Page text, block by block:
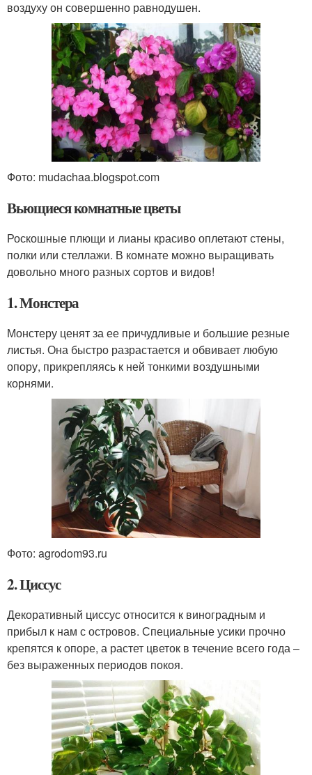
воздуху он совершенно равнодушен.
Фото: mudachaa.blogspot.com
Вьющиеся комнатные цветы
Роскошные плющи и лианы красиво оплетают стены,
полки или стеллажи. В комнате можно выращивать
довольно много разных сортов и видов!
1. Монстера
Монстеру ценят за ее причудливые и большие резные
листья. Она быстро разрастается и обвивает любую
опору, прикрепляясь к ней тонкими воздушными
корнями.
Фото: agrodom93.ru
2. Циссус
Декоративный циссус относится к виноградным и
прибыл к нам с островов. Специальные усики прочно
крепятся к опоре, а растет цветок в течение всего года –
без выраженных периодов покоя.